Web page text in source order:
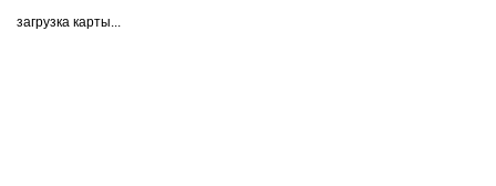
загрузка карты...